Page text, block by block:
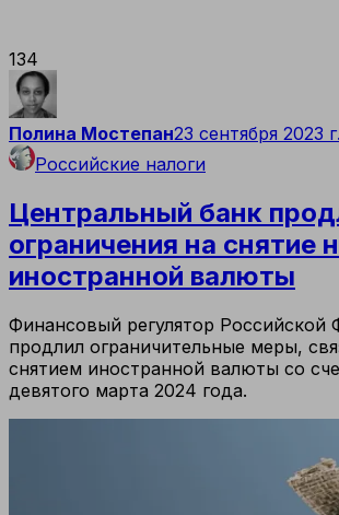
134
Полина Мостепан23 сентября 2023 г.
Российские налоги
Центральный банк
ограничения на снятие
иностранной валюты
Финансовый регулятор Российской
продлил ограничительные меры,
снятием иностранной валюты со
девятого марта 2024 года.